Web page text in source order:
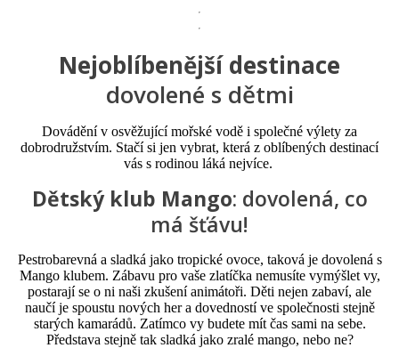
Nejoblíbenější destinace
dovolené s dětmi
Dovádění v osvěžující mořské vodě i společné výlety za
dobrodružstvím. Stačí si jen vybrat, která z oblíbených destinací
vás s rodinou láká nejvíce.​
Dětský klub Mango: dovolená, co
má šťávu!
Pestrobarevná a sladká jako tropické ovoce, taková je dovolená s
Mango klubem. Zábavu pro vaše zlatíčka nemusíte vymýšlet vy,
postarají se o ni naši zkušení animátoři. Děti nejen zabaví, ale
naučí je spoustu nových her a dovedností ve společnosti stejně
starých kamarádů. Zatímco vy budete mít čas sami na sebe.
Představa stejně tak sladká jako zralé mango, nebo ne?